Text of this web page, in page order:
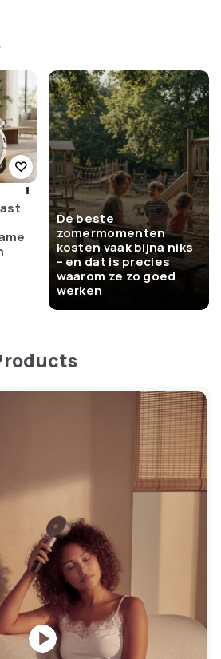
De beste
zomermomenten
kosten vaak bijna niks
– en dat is precies
waarom ze zo goed
werken